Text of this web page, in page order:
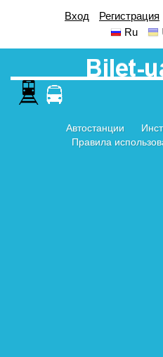
Вход Регистрация
Ru
Автостанции
Правила